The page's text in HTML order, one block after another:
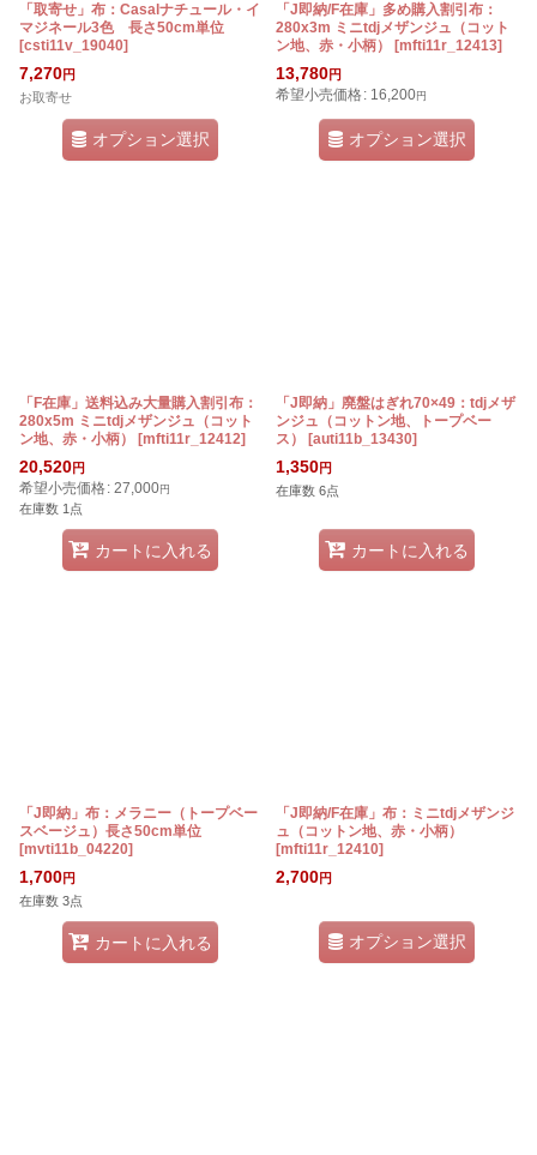
「取寄せ」布：Casalナチュール・イ
マジネール3色 長さ50cm単位
[csti11v_19040]
7,270円
お取寄せ
オプション選択
「J即納/F在庫」多め購入割引布：
280x3m ミニtdjメザンジュ（コット
ン地、赤・小柄）
[mfti11r_12413]
13,780円
希望小売価格: 16,200円
オプション選択
「F在庫」送料込み大量購入割引布：
280x5m ミニtdjメザンジュ（コット
ン地、赤・小柄）
[mfti11r_12412]
20,520円
希望小売価格: 27,000円
在庫数 1点
カートに入れる
「J即納」廃盤はぎれ70×49：tdjメザ
ンジュ（コットン地、トープベー
ス）
[auti11b_13430]
1,350円
在庫数 6点
カートに入れる
「J即納」布：メラニー（トープベー
スベージュ）長さ50cm単位
[mvti11b_04220]
1,700円
在庫数 3点
カートに入れる
「J即納/F在庫」布：ミニtdjメザンジ
ュ（コットン地、赤・小柄）
[mfti11r_12410]
2,700円
オプション選択